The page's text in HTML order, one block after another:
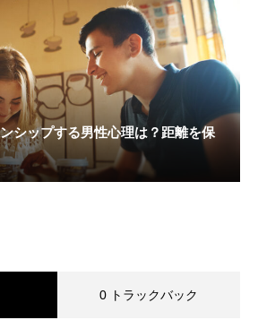
シップする男性心理は？距離を保
0 トラックバック